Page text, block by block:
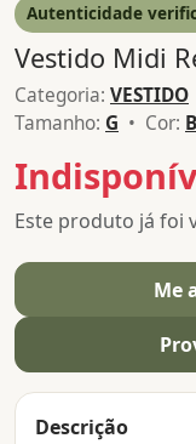
Autenticidade
Vestido Midi
Categoria: VESTIDO
Tamanho: G • Cor:
Este produto já foi
Me
Descrição